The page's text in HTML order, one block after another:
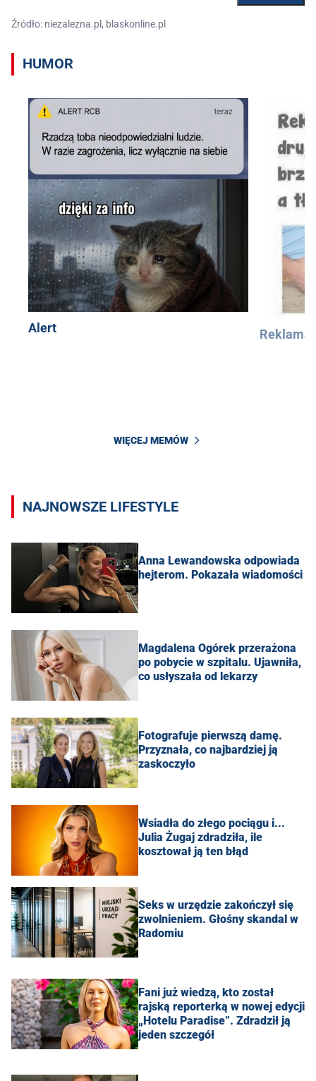
Źródło: niezalezna.pl, blaskonline.pl
HUMOR
Alert Reklama
WIĘCEJ MEMÓW
NAJNOWSZE LIFESTYLE
Anna Lewandowska odpowiada
hejterom. Pokazała wiadomości
Magdalena Ogórek przerażona
po pobycie w szpitalu. Ujawniła,
co usłyszała od lekarzy
Fotografuje pierwszą damę.
Przyznała, co najbardziej ją
zaskoczyło
Wsiadła do złego pociągu i...
Julia Żugaj zdradziła, ile
kosztował ją ten błąd
Seks w urzędzie zakończył się
zwolnieniem. Głośny skandal w
Radomiu
Fani już wiedzą, kto został
rajską reporterką w nowej edycji
„Hotelu Paradise”. Zdradził ją
jeden szczegół